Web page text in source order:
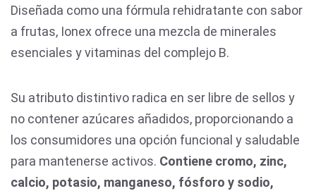
Diseñada como una fórmula rehidratante con sabor
a frutas, Ionex ofrece una mezcla de minerales
esenciales y vitaminas del complejo B.
Su atributo distintivo radica en ser libre de sellos y
no contener azúcares añadidos, proporcionando a
los consumidores una opción funcional y saludable
para mantenerse activos. Contiene cromo, zinc,
calcio, potasio, manganeso, fósforo y sodio,